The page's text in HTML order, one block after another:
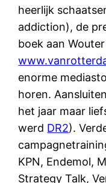
heerlijk
addiction), de
boek aan
enorme
horen.
het jaar maar
werd DR2).
KPN, Endemol,
Strategy Talk,